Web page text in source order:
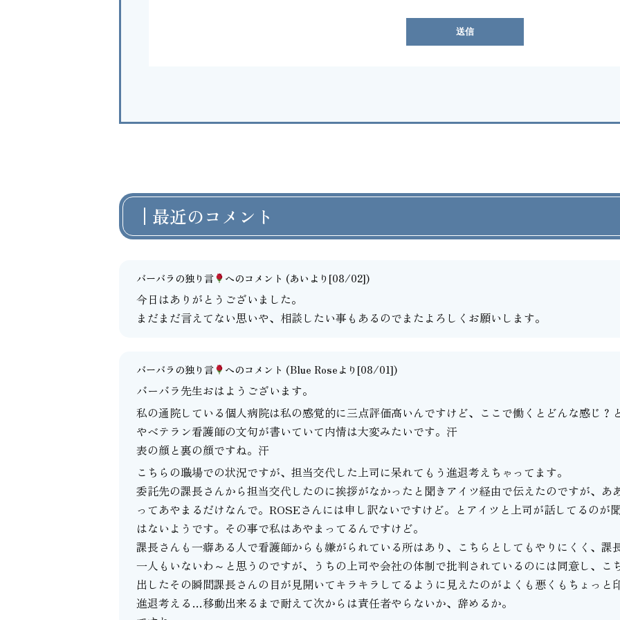
最近のコメント
バーバラの独り言 へのコメント (あいより[08/02])
今日はありがとうございました。
まだまだ言えてない思いや、相談したい事もあるのでまたよろしくお願いします。
バーバラの独り言 へのコメント (Blue Roseより[08/01])
バーバラ先生おはようございます。
私の通院している個人病院は私の感覚的に三点評価高いんですけど、ここで働くとどんな感じ？
やベテラン看護師の文句が書いていて内情は大変みたいです。汗
表の顔と裏の顔ですね。汗
こちらの職場での状況ですが、担当交代した上司に呆れてもう進退考えちゃってます。
委託先の課長さんから担当交代したのに挨拶がなかったと聞きアイツ経由で伝えたのですが、あ
ってあやまるだけなんで。ROSEさんには申し訳ないですけど。とアイツと上司が話してるのが
はないようです。その事で私はあやまってるんですけど。
課長さんも一癖ある人で看護師からも嫌がられている所はあり、こちらとしてもやりにくく、課
一人もいないわ～と思うのですが、うちの上司や会社の体制で批判されているのには同意し、こ
出したその瞬間課長さんの目が見開いてキラキラしてるように見えたのがよくも悪くもちょっと
進退考える…移動出来るまで耐えて次からは責任者やらないか、辞めるか。